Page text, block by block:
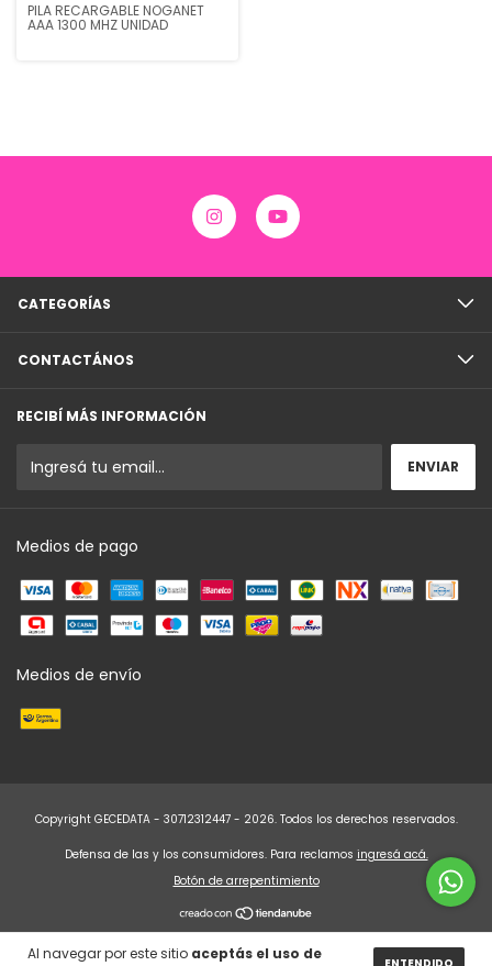
Al navegar por este sitio aceptás el uso de
PILA RECARGABLE NOGANET
AAA 1300 MHZ UNIDAD
CATEGORÍAS
CONTACTÁNOS
RECIBÍ MÁS INFORMACIÓN
Medios de pago
Medios de envío
Copyright GECEDATA - 30712312447 - 2026. Todos los derechos reservados.
Defensa de las y los consumidores. Para reclamos ingresá acá.
Botón de arrepentimiento